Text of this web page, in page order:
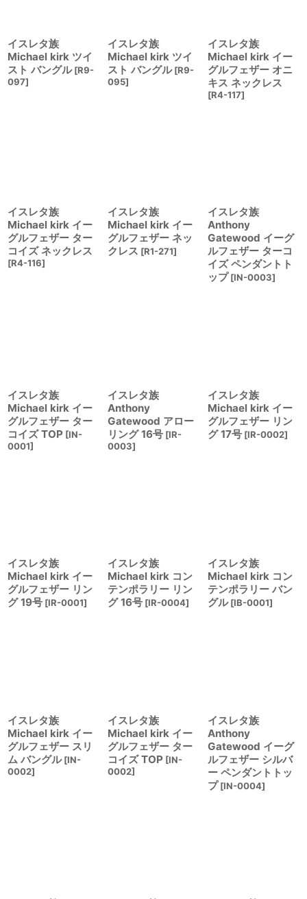
イスレタ族
Michael kirk ツイ
スト バングル [R9-
097]
イスレタ族
Michael kirk ツイ
スト バングル [R9-
095]
イスレタ族
Michael kirk イー
グルフェザー オニ
キス ネックレス
[R4-117]
イスレタ族
Michael kirk イー
グルフェザー ター
コイズ ネックレス
[R4-116]
イスレタ族
Michael kirk イー
グルフェザー ネッ
クレス [R1-271]
イスレタ族
Anthony
Gatewood イーグ
ルフェザー ターコ
イズ ペンダントト
ップ [IN-0003]
イスレタ族
Michael kirk イー
グルフェザー ター
コイズ TOP [IN-
0001]
イスレタ族
Anthony
Gatewood アロー
リング 16号 [IR-
0003]
イスレタ族
Michael kirk イー
グルフェザー リン
グ 17号 [IR-0002]
イスレタ族
Michael kirk イー
グルフェザー リン
グ 19号 [IR-0001]
イスレタ族
Michael kirk コン
テンポラリー リン
グ 16号 [IR-0004]
イスレタ族
Michael kirk コン
テンポラリー バン
グル [IB-0001]
イスレタ族
Michael kirk イー
グルフェザー スリ
ム バングル [IN-
0002]
イスレタ族
Michael kirk イー
グルフェザー ター
コイズ TOP [IN-
0002]
イスレタ族
Anthony
Gatewood イーグ
ルフェザー シルバ
ー ペンダントトッ
プ [IN-0004]